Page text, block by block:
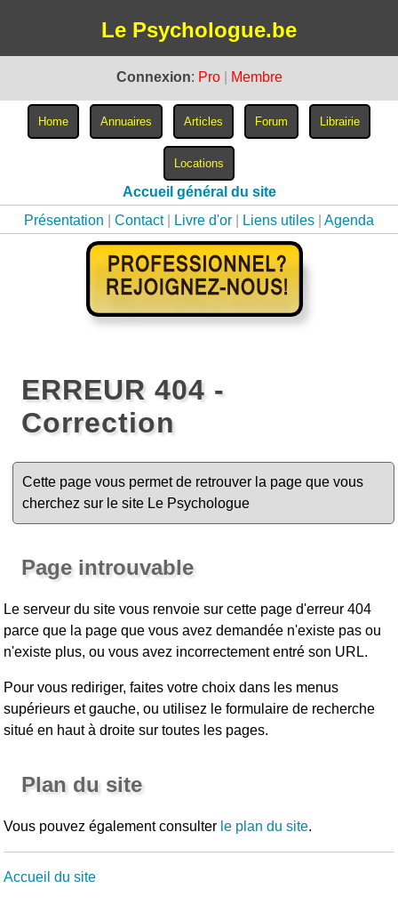
Le Psychologue.be
Connexion: Pro Membre
Accueil général du site
Présentation
Contact Livre d'or Liens utiles Agenda
ERREUR 404 -
Correction
Cette page vous permet de retrouver la page que vous
cherchez sur le site Le Psychologue
Page introuvable
Le serveur du site vous renvoie sur cette page d'erreur 404
parce que la page que vous avez demandée n'existe pas ou
n'existe plus, ou vous avez incorrectement entré son URL.
Pour vous rediriger, faites votre choix dans les menus
supérieurs et gauche, ou utilisez le formulaire de recherche
situé en haut à droite sur toutes les pages.
Plan du site
Vous pouvez également consulter le plan du site.
Accueil du site